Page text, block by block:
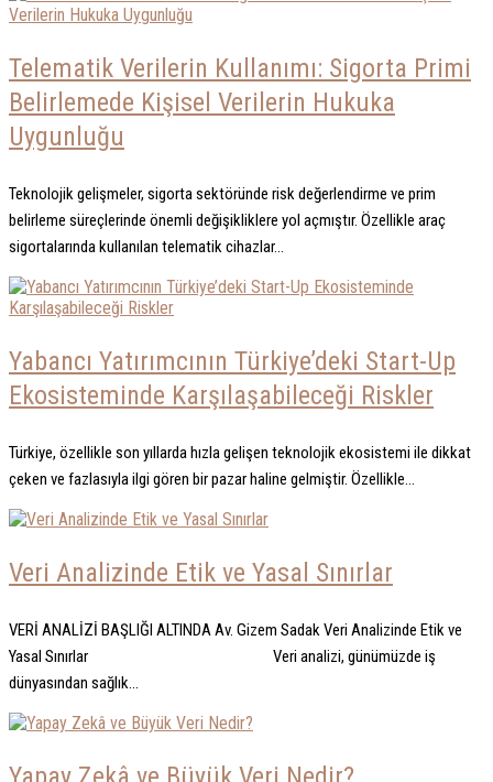
Telematik Verilerin Kullanımı: Sigorta Primi
Belirlemede Kişisel Verilerin Hukuka
Uygunluğu
Teknolojik gelişmeler, sigorta sektöründe risk değerlendirme ve prim
belirleme süreçlerinde önemli değişikliklere yol açmıştır. Özellikle araç
sigortalarında kullanılan telematik cihazlar...
Yabancı Yatırımcının Türkiye’deki Start-Up
Ekosisteminde Karşılaşabileceği Riskler
Türkiye, özellikle son yıllarda hızla gelişen teknolojik ekosistemi ile dikkat
çeken ve fazlasıyla ilgi gören bir pazar haline gelmiştir. Özellikle...
Veri Analizinde Etik ve Yasal Sınırlar
VERİ ANALİZİ BAŞLIĞI ALTINDA Av. Gizem Sadak Veri Analizinde Etik ve
Yasal Sınırlar Veri analizi, günümüzde iş
dünyasından sağlık...